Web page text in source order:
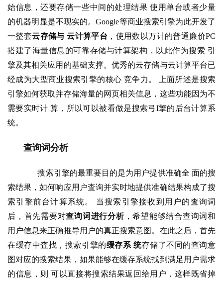
始信息，还要存储一些中间的处理结果 使用单台或者少量
的机器明显是不现实的。Google等商业搜索引擎为此开发了
一整套云存储与 云计算平台 ，使用数以万计的普通廉价PC
搭建了海量信息的可靠存储与计算架构，以此作为搜索 引
擎及其相关应用的基础支撑。优秀的云存储与云计算平台已
经成为大型商业搜索引擎的核心 竞争力。 上面所述是搜索
引擎如何获取并存储海量的网页相关信息，这些功能因为不
需要实时计 算，所以可以被看做是搜索弓I擎的后台计算系
统。
查询词分析
搜索引擎的最重要目的是为用户提供准确全 面的搜
索结果，如何响应用户査询并实时地提供准确结果构成了搜
索引擎前台计算系统。 当搜索引擎接收到用户的査询词
后，首先需要对查询词进行分析，希望能够结合查询词和
用户信息来正确推导用户的真正搜索意图。在此之后，首先
在缓存中査找，搜索引擎的缓存系 统存储了不同的查询意
图对应的搜索结果，如果能够在缓存系统找到满足用户需求
的信息，则 可以直接将搜索结果返回给用户，这样既省掉